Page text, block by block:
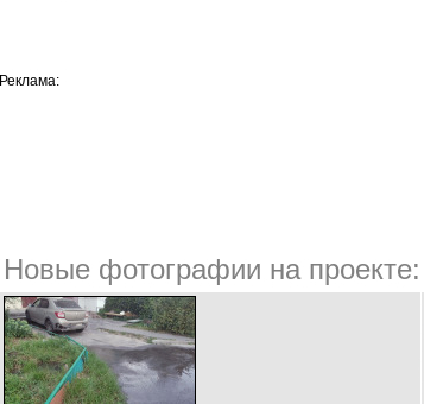
Реклама:
Новые фотографии на проекте: